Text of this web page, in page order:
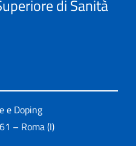
di Sanità
e Doping
– Roma (I)